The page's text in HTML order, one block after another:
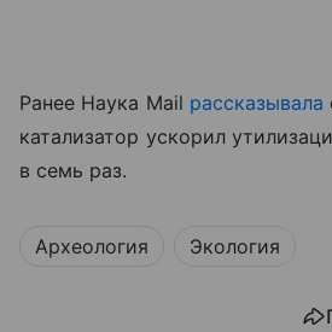
Ранее Наука Mail рассказывала
катализатор ускорил
в семь раз.
Археология Экология